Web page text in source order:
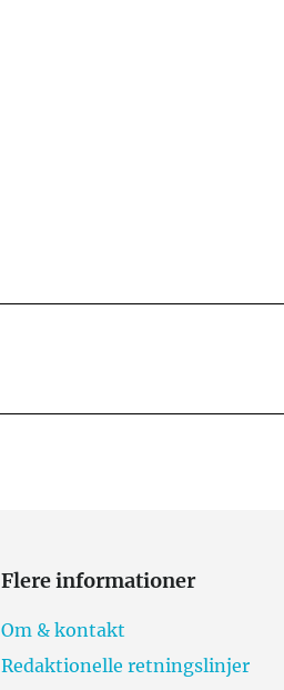
Flere informationer
Om & kontakt
Redaktionelle retningslinjer